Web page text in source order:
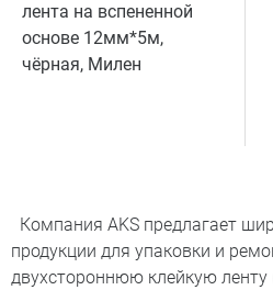
лента на вспененной
основе 12мм*5м,
чёрная, Милен
Компания AKS предлагает
продукции для упаковки и
двухстороннюю клейкую ленту